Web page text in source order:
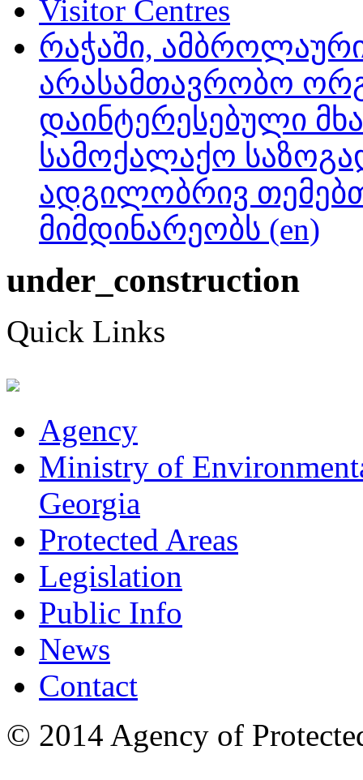
Visitor Centres
რაჭაში,
არასამთავრობო
დაინტერესებული
სამოქალაქო
ადგილობრივ
მიმდინარეობს (en)
under_construction
Quick Links
Agency
Ministry of
Georgia
Protected Areas
Legislation
Public Info
News
Contact
© 2014 Agency of